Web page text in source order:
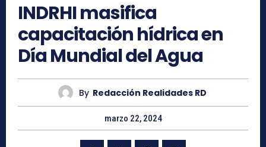
INDRHI masifica
capacitación hídrica en
Día Mundial del Agua
By Redacción Realidades RD
marzo 22, 2024